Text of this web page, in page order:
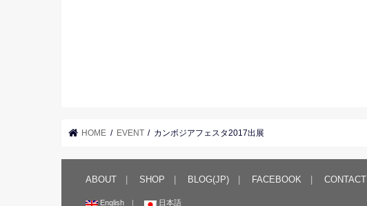
HOME EVENT カンボジアフェスタ2017出展
ABOUT SHOP BLOG(JP) FACEBOOK CONTACT
English 日本語